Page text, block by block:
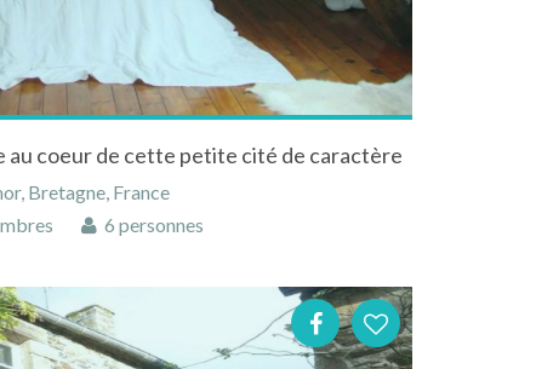
au coeur de cette petite cité de caractère
Bretagne, France
6 personnes